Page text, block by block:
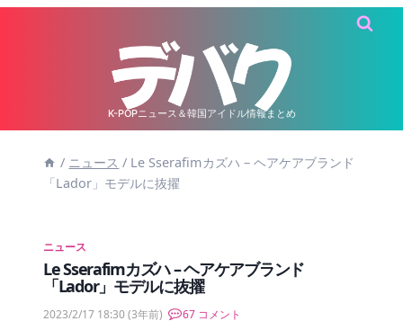
K-POPニュース＆韓国アイドル情報まとめ
/ ニュース / Le Sserafimカズハ – ヘアケアブランド
「Lador」モデルに抜擢
ニュース
Le Sserafimカズハ – ヘアケアブランド
「Lador」モデルに抜擢
2023/2/17 18:30(3年前) 67 コメント